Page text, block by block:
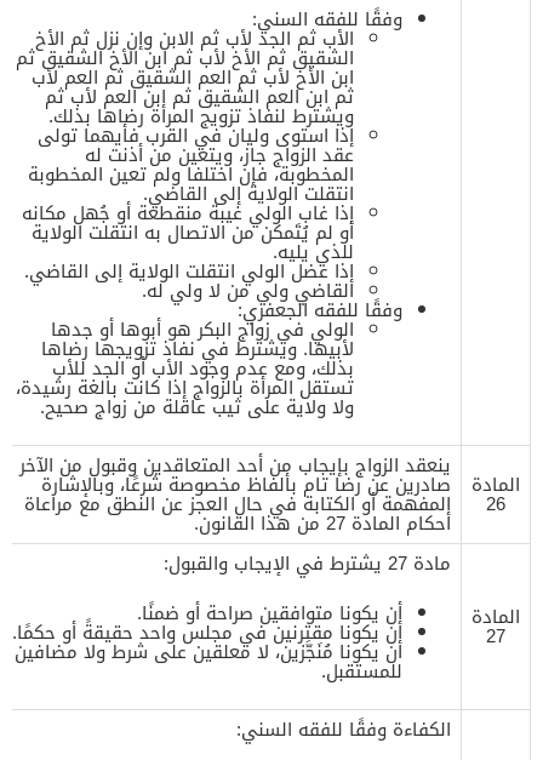
وفقًا للفقه السني:
الأب ثم الجد لأب ثم الابن وإن نزل ثم الأخ
الشقيق ثم الأخ لأب ثم ابن الأخ الشقيق ثم
ابن الأخ لأب ثم العم الشقيق ثم العم لأب
ثم ابن العم الشقيق ثم ابن العم لأب ثم
ويشترط لنفاذ تزويج المرأة رضاها بذلك.
إذا استوى وليان في القرب فأيهما تولى
عقد الزواج جاز، ويتعين من أذنت له
المخطوبة، فإن اختلفا ولم تعين المخطوبة
انتقلت الولاية إلى القاضي.
إذا غاب الولي غيبة منقطعة أو جُهل مكانه
أو لم يُتَمكن من الاتصال به انتقلت الولاية
للذي يليه.
إذا عضل الولي انتقلت الولاية إلى القاضي.
القاضي ولي من لا ولي له.
وفقًا للفقه الجعفري:
الولي في زواج البكر هو أبوها أو جدها
لأبيها. ويشترط في نفاذ تزويجها رضاها
بذلك، ومع عدم وجود الأب أو الجد للأب
تستقل المرأة بالزواج إذا كانت بالغة رشيدة،
ولا ولاية على ثيب عاقلة من زواج صحيح.
المادة
26
ينعقد الزواج بإيجاب من أحد المتعاقدين وقبول من الآخر
صادرين عن رضا تام بألفاظ مخصوصة شرعًا، وبالإشارة
المفهمة أو الكتابة في حال العجز عن النطق مع مراعاة
أحكام المادة 27 من هذا القانون.
المادة
27
مادة 27 يشترط في الإيجاب والقبول:
أن يكونا متوافقين صراحة أو ضمنًا.
أن يكونا مقترنين في مجلس واحد حقيقةً أو حكمًا.
أن يكونا مُنَجَّزين، لا معلقين على شرط ولا مضافين
للمستقبل.
الكفاءة وفقًا للفقه السني: